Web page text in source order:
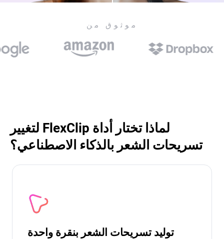
موثوق من
لماذا تختار أداة FlexClip لتغيير
تسريحات الشعر بالذكاء الاصطناعي؟
توليد تسريحات الشعر بنقرة واحدة